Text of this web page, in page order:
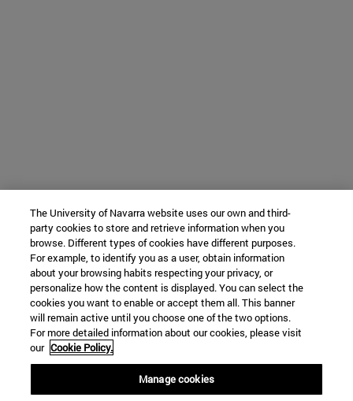
The University of Navarra website uses our own and third-
party cookies to store and retrieve information when you
browse. Different types of cookies have different purposes.
For example, to identify you as a user, obtain information
about your browsing habits respecting your privacy, or
personalize how the content is displayed. You can select the
cookies you want to enable or accept them all. This banner
will remain active until you choose one of the two options.
For more detailed information about our cookies, please visit
our Cookie Policy.
Manage cookies